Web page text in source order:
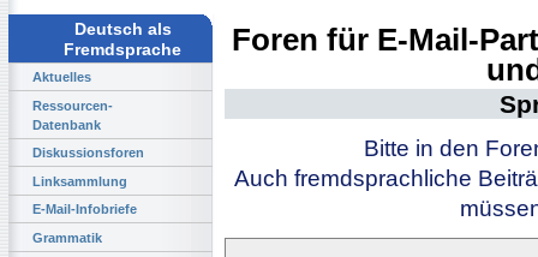
Deutsch als
Fremdsprache
Aktuelles
Ressourcen-
Datenbank
Diskussionsforen
Linksammlung
E-Mail-Infobriefe
Grammatik
Foren für E-Mail-
Bitte in den
Auch fremdsprachliche